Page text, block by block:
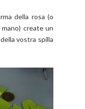
della rosa (o
create un
vostra spilla